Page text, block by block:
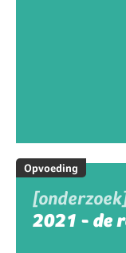
Opvoeding
2021 - de